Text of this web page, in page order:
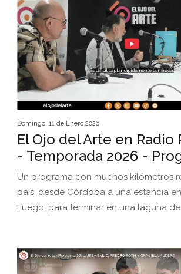
Domingo, 11 de Enero 2026
El Ojo del Arte en Radio
- Temporada 2026 -
Un programa con muchos kilómetros
país, desde Córdoba a una estancia
Fuego, para terminar en una laguna